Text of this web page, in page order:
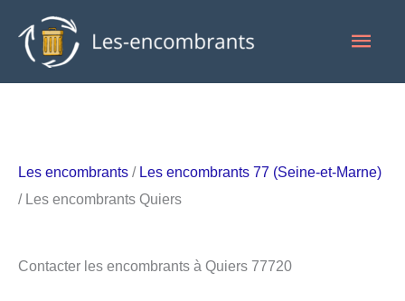
contenu
Les encombrants / Les encombrants 77 (Seine-et-Marne)
/ Les encombrants Quiers
Contacter les encombrants à Quiers 77720